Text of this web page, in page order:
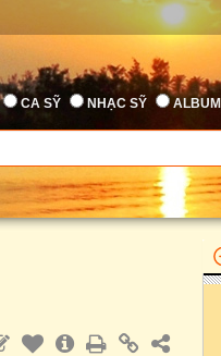
CA SỸ NHẠC SỸ ALBUM